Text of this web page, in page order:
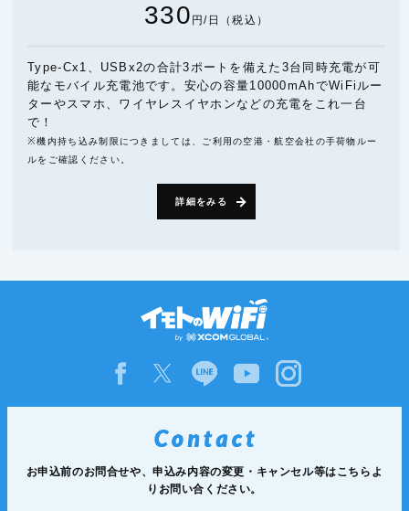
330 円/日（税込）
Type-Cx1、USBx2の合計3ポートを備えた3台同時充電が可
能なモバイル充電池です。安心の容量10000mAhでWiFiルー
ターやスマホ、ワイヤレスイヤホンなどの充電をこれ一台
で！
※機内持ち込み制限につきましては、ご利用の空港・航空会社の手荷物ルー
ルをご確認ください。
詳細をみる
お申込前のお問合せや、申込み内容の変更・キャンセル等はこちらよ
りお問い合ください。